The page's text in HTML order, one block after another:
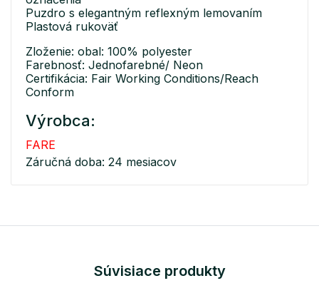
Puzdro s elegantným reflexným lemovaním
Plastová rukoväť
Zloženie: obal: 100% polyester
Farebnosť: Jednofarebné/ Neon
Certifikácia: Fair Working Conditions/Reach
Conform
Výrobca:
FARE
Záručná doba: 24 mesiacov
Súvisiace produkty